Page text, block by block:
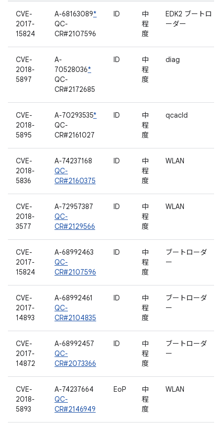
CVE-
2017-
15824
A-68163089*
QC-
CR#2107596
ID
中
程
度
EDK2 ブートロ
ーダー
CVE-
2018-
5897
A-
70528036*
QC-
CR#2172685
ID
中
程
度
diag
CVE-
2018-
5895
A-70293535*
QC-
CR#2161027
ID
中
程
度
qcacld
CVE-
2018-
5836
A-74237168
QC-
CR#2160375
ID
中
程
度
WLAN
CVE-
2018-
3577
A-72957387
QC-
CR#2129566
ID
中
程
度
WLAN
CVE-
2017-
15824
A-68992463
QC-
CR#2107596
ID
中
程
度
ブートローダ
ー
CVE-
2017-
14893
A-68992461
QC-
CR#2104835
ID
中
程
度
ブートローダ
ー
CVE-
2017-
14872
A-68992457
QC-
CR#2073366
ID
中
程
度
ブートローダ
ー
CVE-
2018-
5893
A-74237664
QC-
CR#2146949
EoP
中
程
度
WLAN